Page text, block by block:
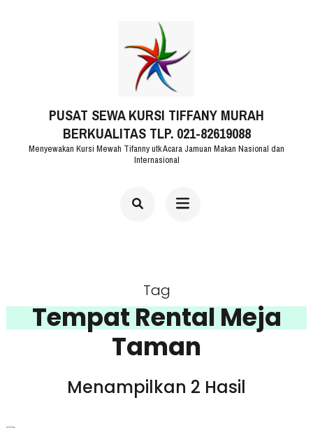
PUSAT SEWA KURSI TIFFANY MURAH
BERKUALITAS TLP. 021-82619088
Menyewakan Kursi Mewah Tifanny utk Acara Jamuan Makan Nasional dan
Internasional
Tag
Tempat Rental Meja
Taman
Menampilkan 2 Hasil